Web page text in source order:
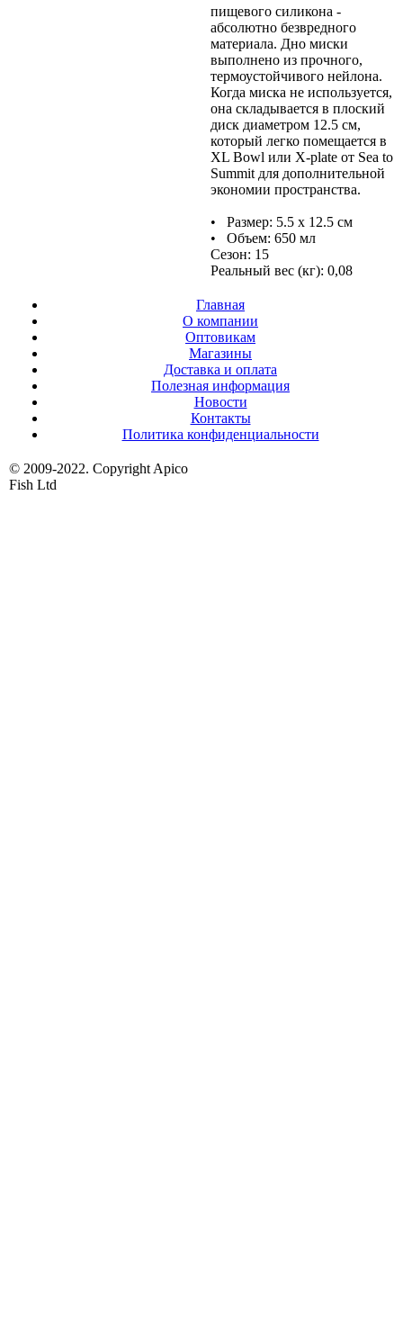
пищевого силикона -
абсолютно безвредного
материала. Дно миски
выполнено из прочного,
термоустойчивого нейлона.
Когда миска не используется,
она складывается в плоский
диск диаметром 12.5 см,
который легко помещается в
XL Bowl или X-plate от Sea to
Summit для дополнительной
экономии пространства.
• Размер: 5.5 х 12.5 см
• Объем: 650 мл
Сезон: 15
Реальный вес (кг): 0,08
Главная
О компании
Оптовикам
Магазины
Доставка и оплата
Полезная информация
Новости
Контакты
Политика конфиденциальности
© 2009-2022. Copyright Apico
Fish Ltd